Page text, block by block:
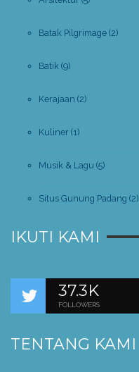
Batak Pilgrimage (2)
Batik (9)
Kerajaan (2)
Kuliner (1)
Musik & Lagu (5)
Situs Gunung Padang (2)
IKUTI KAMI
37.3K
FOLLOWERS
TENTANG KAMI